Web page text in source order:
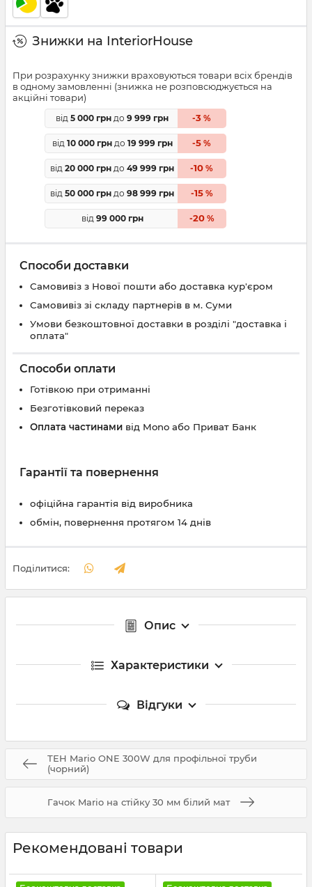
Знижки на InteriorHouse
При розрахунку знижки враховуються товари всіх брендів
в одному замовленні (знижка не розповсюджується на
акційні товари)
від 5 000 грн до 9 999 грн -3 %
від 10 000 грндо 19 999 грн -5 %
від 20 000 грн до 49 999 грн -10 %
від 50 000 грн до 98 999 грн -15%
від 99 000 грн -20%
Способи доставки
Самовивіз з Нової пошти або доставка кур'єром
Самовивіз зі складу партнерів в м. Суми
Умови безкоштовної доставки в розділі "доставка і
оплата"
Способи оплати
Готівкою при отриманні
Безготівковий переказ
Оплата частинами від Mono або Приват Банк
Гарантії та повернення
офіційна гарантія від виробника
обмін, повернення протягом 14 днів
Поділитися:
Опис
Характеристики
Відгуки
ТЕН Mario ONE 300W для профільної труби
(чорний)
Гачок Mario на стійку 30 мм білий мат
Рекомендовані товари